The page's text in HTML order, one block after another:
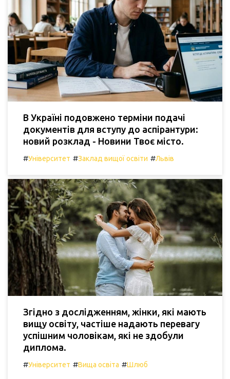
В Україні подовжено терміни подачі
документів для вступу до аспірантури:
новий розклад - Новини Твоє місто.
#Університет #Заклад вищої освіти #Львів
Згідно з дослідженням, жінки, які мають
вищу освіту, частіше надають перевагу
успішним чоловікам, які не здобули
диплома.
#Університет #Вища освіта #Шлюб